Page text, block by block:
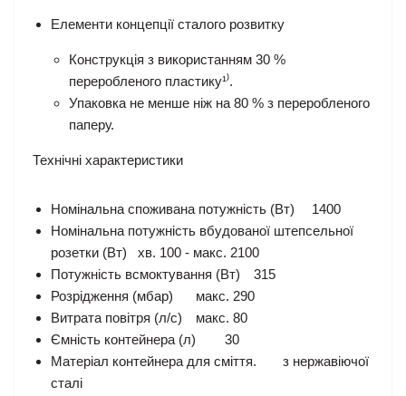
Елементи концепції сталого розвитку
Конструкція з використанням 30 %
переробленого пластику¹⁾.
Упаковка не менше ніж на 80 % з переробленого
паперу.
Технічні характеристики
Номінальна споживана потужність (Вт)
1400
Номінальна потужність вбудованої штепсельної
розетки (Вт)
хв. 100 - макс. 2100
Потужність всмоктування (Вт)
315
Розрідження (мбар)
макс. 290
Витрата повітря (л/с)
макс. 80
Ємність контейнера (л)
30
Матеріал контейнера для сміття.
з нержавіючої
сталі